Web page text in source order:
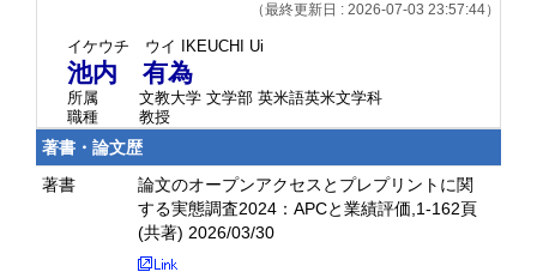
（最終更新日 : 2026-07-03 23:57:44）
イケウチ ウイ IKEUCHI Ui
池内 有為
所属
文教大学 文学部 英米語英米文学科
職種
教授
著書・論文歴
著書
論文のオープンアクセスとプレプリントに関
する実態調査2024：APCと業績評価,1-162頁
(共著) 2026/03/30